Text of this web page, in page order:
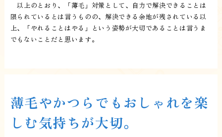
以上のとおり、「薄毛」対策として、自力で解決できることは
限られているとは言うものの、解決できる余地が残されている以
上、「やれることはやる」という姿勢が大切であることは言うま
でもないことだと思います。
薄毛やかつらでもおしゃれを楽
しむ気持ちが大切。